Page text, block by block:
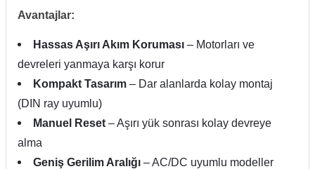
Avantajlar:
Hassas Aşırı Akım Koruması – Motorları ve
devreleri yanmaya karşı korur
Kompakt Tasarım – Dar alanlarda kolay montaj
(DIN ray uyumlu)
Manuel Reset – Aşırı yük sonrası kolay devreye
alma
Geniş Gerilim Aralığı – AC/DC uyumlu modeller